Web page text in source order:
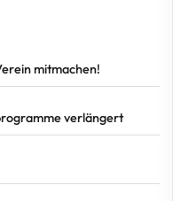
mitmachen!
verlängert